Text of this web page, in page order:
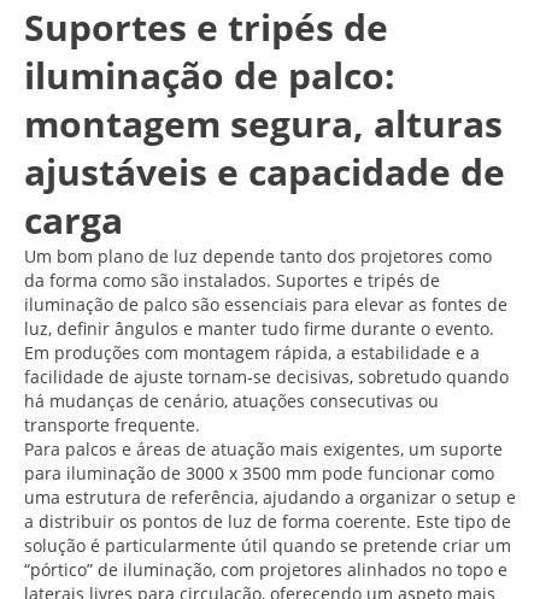
Suportes e tripés de
iluminação de palco:
montagem segura, alturas
ajustáveis e capacidade de
carga
Um bom plano de luz depende tanto dos projetores como
da forma como são instalados. Suportes e tripés de
iluminação de palco são essenciais para elevar as fontes de
luz, definir ângulos e manter tudo firme durante o evento.
Em produções com montagem rápida, a estabilidade e a
facilidade de ajuste tornam-se decisivas, sobretudo quando
há mudanças de cenário, atuações consecutivas ou
transporte frequente.
Para palcos e áreas de atuação mais exigentes, um suporte
para iluminação de 3000 x 3500 mm pode funcionar como
uma estrutura de referência, ajudando a organizar o setup e
a distribuir os pontos de luz de forma coerente. Este tipo de
solução é particularmente útil quando se pretende criar um
“pórtico” de iluminação, com projetores alinhados no topo e
laterais livres para circulação, oferecendo um aspeto mais